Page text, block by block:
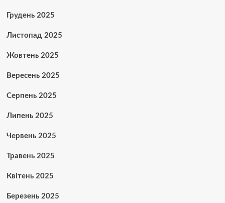
Грудень 2025
Листопад 2025
Жовтень 2025
Вересень 2025
Серпень 2025
Липень 2025
Червень 2025
Травень 2025
Квітень 2025
Березень 2025